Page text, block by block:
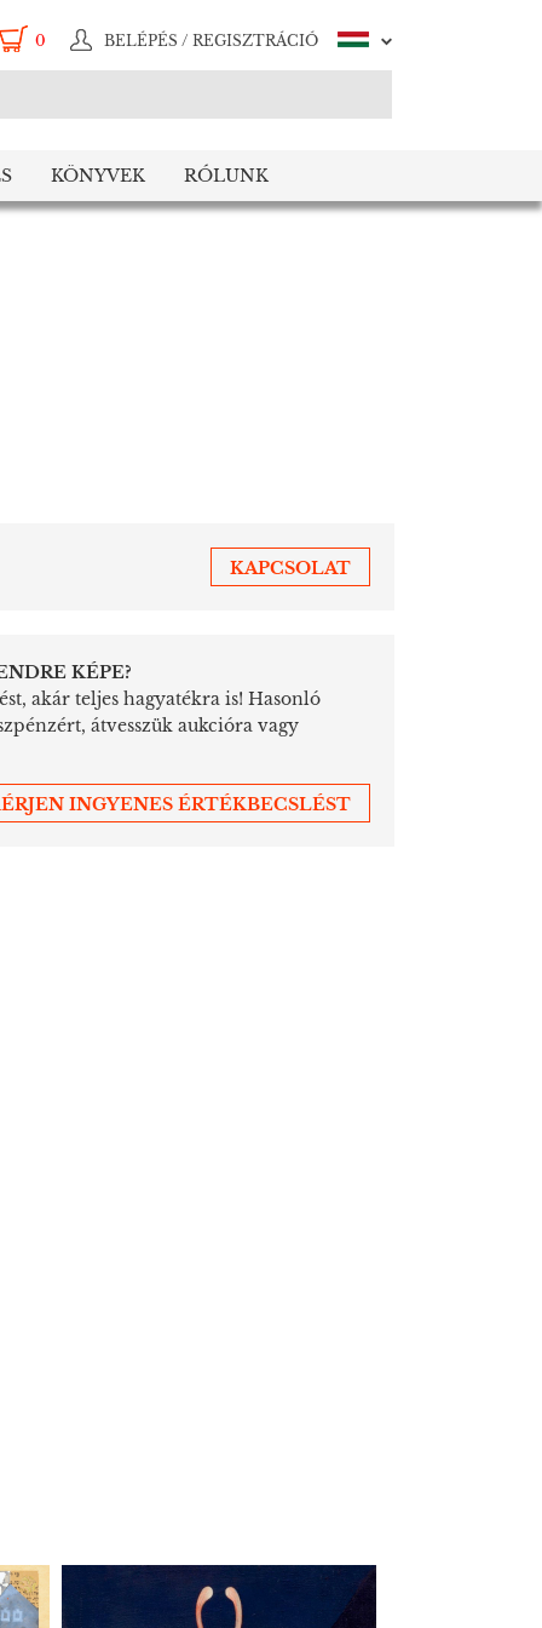
0 BELÉPÉS / REGISZTRÁCIÓ
KÖNYVEK RÓLUNK
KAPCSOLAT
KÉPE?
akár teljes hagyatékra is! Hasonló
átvesszük aukcióra vagy
INGYENES ÉRTÉKBECSLÉST